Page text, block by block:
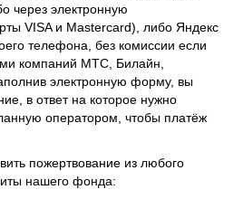
через электронную
VISA и Mastercard), либо Яндекс
телефона, без комиссии если
компаний МТС, Билайн,
электронную форму, вы
в ответ на которое нужно
оператором, чтобы платёж
пожертвование из любого
нашего фонда: